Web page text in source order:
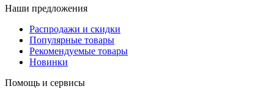
Наши предложения
Распродажи и скидки
Популярные товары
Рекомендуемые товары
Новинки
Помощь и сервисы